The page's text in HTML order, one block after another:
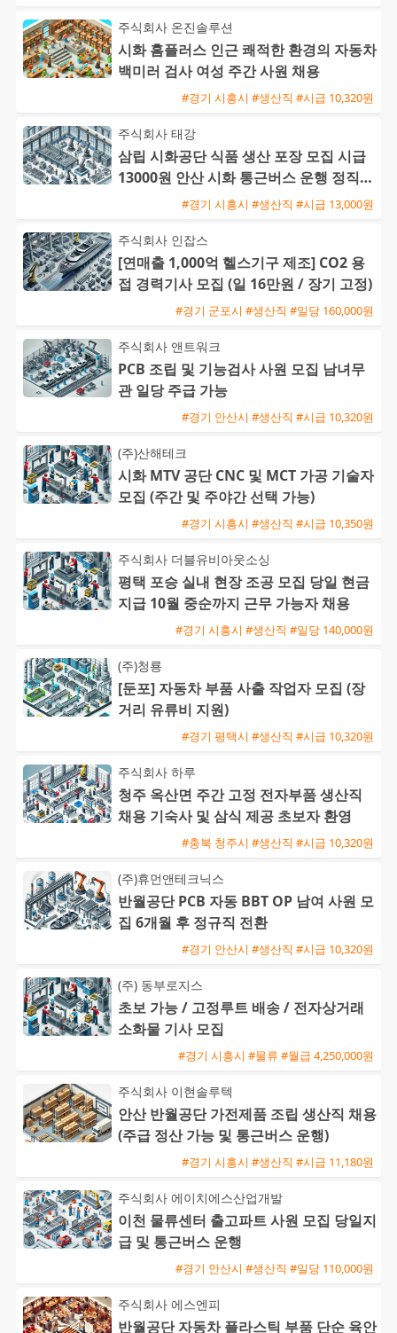
주식회사 온진솔루션
시화 홈플러스 인근 쾌적한 환경의 자동차
백미러 검사 여성 주간 사원 채용
#경기 시흥시 #생산직 #시급 10,320원
주식회사 태강
삼립 시화공단 식품 생산 포장 모집 시급
13000원 안산 시화 통근버스 운행 정직원
#경기 시흥시 #생산직 #시급 13,000원
주식회사 인잡스
[연매출 1,000억 헬스기구 제조] CO2 용
접 경력기사 모집 (일 16만원 / 장기 고정)
#경기 군포시 #생산직 #일당 160,000원
주식회사 앤트워크
PCB 조립 및 기능검사 사원 모집 남녀무
관 일당 주급 가능
#경기 안산시 #생산직 #시급 10,320원
(주)산해테크
시화 MTV 공단 CNC 및 MCT 가공 기술자
모집 (주간 및 주야간 선택 가능)
#경기 시흥시 #생산직 #시급 10,350원
주식회사 더블유비아웃소싱
평택 포승 실내 현장 조공 모집 당일 현금
지급 10월 중순까지 근무 가능자 채용
#경기 시흥시 #생산직 #일당 140,000원
(주)청룡
[둔포] 자동차 부품 사출 작업자 모집 (장
거리 유류비 지원)
#경기 평택시 #생산직 #시급 10,320원
주식회사 하루
청주 옥산면 주간 고정 전자부품 생산직
채용 기숙사 및 삼식 제공 초보자 환영
#충북 청주시 #생산직 #시급 10,320원
(주)휴먼앤테크닉스
반월공단 PCB 자동 BBT OP 남여 사원 모
집 6개월 후 정규직 전환
#경기 안산시 #생산직 #시급 10,320원
(주) 동부로지스
초보 가능 / 고정루트 배송 / 전자상거래
소화물 기사 모집
#경기 시흥시 #물류 #월급 4,250,000원
주식회사 이현솔루텍
안산 반월공단 가전제품 조립 생산직 채용
(주급 정산 가능 및 통근버스 운행)
#경기 시흥시 #생산직 #시급 11,180원
주식회사 에이치에스산업개발
이천 물류센터 출고파트 사원 모집 당일지
급 및 통근버스 운행
#경기 안산시 #생산직 #일당 110,000원
주식회사 에스엔피
반월공단 자동차 플라스틱 부품 단순 육안